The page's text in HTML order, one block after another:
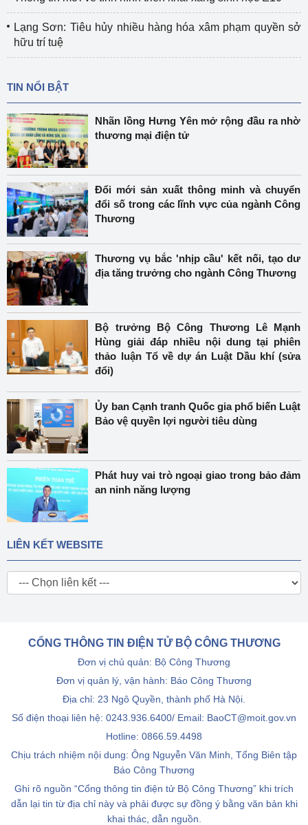
Lạng Sơn: Tiêu hủy nhiều hàng hóa xâm phạm quyền sở
hữu trí tuệ
TIN NỔI BẬT
Nhãn lồng Hưng Yên mở rộng đầu ra nhờ
thương mại điện tử
Đổi mới sản xuất thông minh và chuyển
đổi số trong các lĩnh vực của ngành Công
Thương
Thương vụ bắc 'nhịp cầu' kết nối, tạo dư
địa tăng trưởng cho ngành Công Thương
Bộ trưởng Bộ Công Thương Lê Mạnh
Hùng giải đáp nhiều nội dung tại phiên
thảo luận Tổ về dự án Luật Dầu khí (sửa
đổi)
Ủy ban Cạnh tranh Quốc gia phổ biến Luật
Bảo vệ quyền lợi người tiêu dùng
Phát huy vai trò ngoại giao trong bảo đảm
an ninh năng lượng
LIÊN KẾT WEBSITE
CỔNG THÔNG TIN ĐIỆN TỬ BỘ CÔNG THƯƠNG
Đơn vị chủ quản: Bộ Công Thương
Đơn vị quản lý, vận hành: Báo Công Thương
Địa chỉ: 23 Ngô Quyền, thành phố Hà Nội.
Số điện thoại liên hệ: 0243.936.6400/ Email: BaoCT@moit.gov.vn
Hotline: 0866.59.4498
Chịu trách nhiệm nội dung: Ông Nguyễn Văn Minh, Tổng Biên tập
Báo Công Thương
Ghi rõ nguồn “Cổng thông tin điện tử Bộ Công Thương” khi trích
dẫn lại tin từ địa chỉ này và phải được sự đồng ý bằng văn bản khi
khai thác, dẫn nguồn.